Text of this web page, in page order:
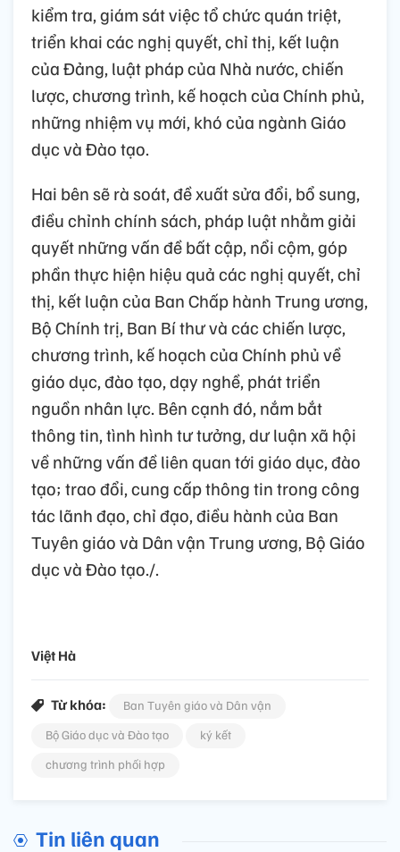
kiểm tra, giám sát việc tổ chức quán triệt,
triển khai các nghị quyết, chỉ thị, kết luận
của Đảng, luật pháp của Nhà nước, chiến
lược, chương trình, kế hoạch của Chính phủ,
những nhiệm vụ mới, khó của ngành Giáo
dục và Đào tạo.
Hai bên sẽ rà soát, đề xuất sửa đổi, bổ sung,
điều chỉnh chính sách, pháp luật nhằm giải
quyết những vấn đề bất cập, nổi cộm, góp
phần thực hiện hiệu quả các nghị quyết, chỉ
thị, kết luận của Ban Chấp hành Trung ương,
Bộ Chính trị, Ban Bí thư và các chiến lược,
chương trình, kế hoạch của Chính phủ về
giáo dục, đào tạo, dạy nghề, phát triển
nguồn nhân lực. Bên cạnh đó, nắm bắt
thông tin, tình hình tư tưởng, dư luận xã hội
về những vấn đề liên quan tới giáo dục, đào
tạo; trao đổi, cung cấp thông tin trong công
tác lãnh đạo, chỉ đạo, điều hành của Ban
Tuyên giáo và Dân vận Trung ương, Bộ Giáo
dục và Đào tạo./.
Việt Hà
Từ khóa:
Ban Tuyên giáo và Dân vận
Bộ Giáo dục và Đào tạo
ký kết
chương trình phối hợp
Tin liên quan